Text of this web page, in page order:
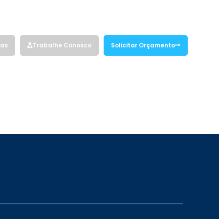
Trabalhe Conosco Solicitar Orçamento